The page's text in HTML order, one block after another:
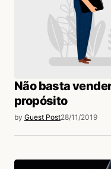
Não basta
propósito
by Guest Post28/11/2019